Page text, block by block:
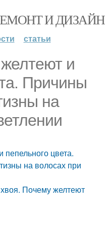
И ДИЗАЙН
статьи
и
Причины
на
пепельного цвета.
на волосах при
Почему желтеют